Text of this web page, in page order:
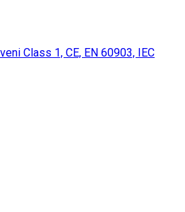
Class 1, CE, EN 60903, IEC